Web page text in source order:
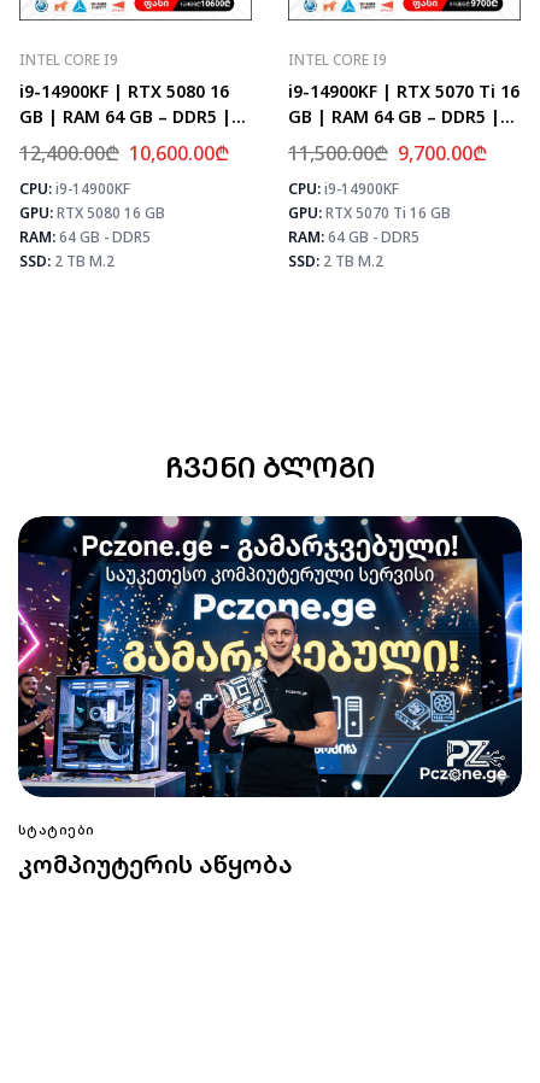
MAX FPS
CS2
435
PUBG
259
Fortnite
306
INTEL CORE I9
i9-14900KF | RTX 5080 16
GB | RAM 64 GB – DDR5 |
Z790 | SSD 2 TB M.2
12,400.00₾ 10,600.00₾
CPU:i9-14900KF
GPU:RTX 5080 16 GB
RAM:64 GB - DDR5
SSD: 2 TB M.2
⚡ MAX FPS
CS2
504
PUBG
307
Fortnite
361
INTEL CORE I9
i9-14900KF | RTX 5070 Ti 16
GB | RAM 64 GB – DDR5 |
Z790 | SSD 2 TB M.2
11,500.00₾ 9,700.00₾
CPU:i9-14900KF
GPU:RTX 5070 Ti 16 GB
RAM:64 GB - DDR5
SSD: 2 TB M.2
ᲩᲕᲔᲜᲘ ᲑᲚᲝᲒᲘ
ᲡᲢᲐᲢᲘᲔᲑᲘ
კომპიუტერის აწყობა